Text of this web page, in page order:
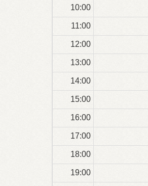
10:00
11:00
12:00
13:00
14:00
15:00
16:00
17:00
18:00
19:00